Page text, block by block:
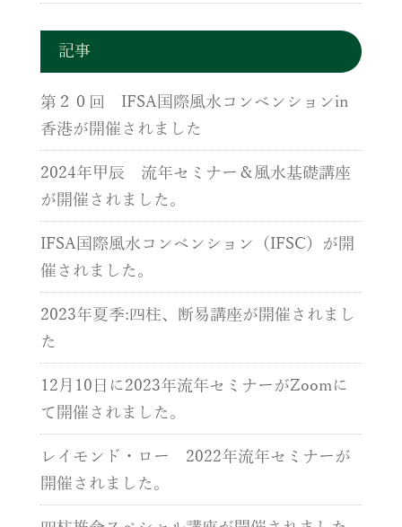
記事
第２０回 IFSA国際風水コンベンションin
香港が開催されました
2024年甲辰 流年セミナー＆風水基礎講座
が開催されました。
IFSA国際風水コンベンション（IFSC）が開
催されました。
2023年夏季:四柱、断易講座が開催されまし
た
12月10日に2023年流年セミナーがZoomに
て開催されました。
レイモンド・ロー 2022年流年セミナーが
開催されました。